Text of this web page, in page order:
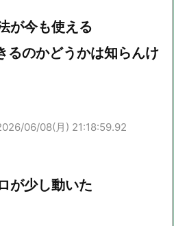
が今も使える
るのかどうかは知らんけ
06/08(月) 21:18:59.92
が少し動いた